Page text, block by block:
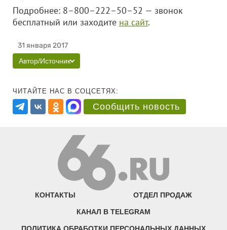
Подробнее: 8–800–222–50–52 — звонок
бесплатный или заходите на сайт.
31 января 2017
Автор/Источник
ЧИТАЙТЕ НАС В СОЦСЕТЯХ:
Сообщить новость
КОНТАКТЫ ОТДЕЛ ПРОДАЖ
КАНАЛ В TELEGRAM